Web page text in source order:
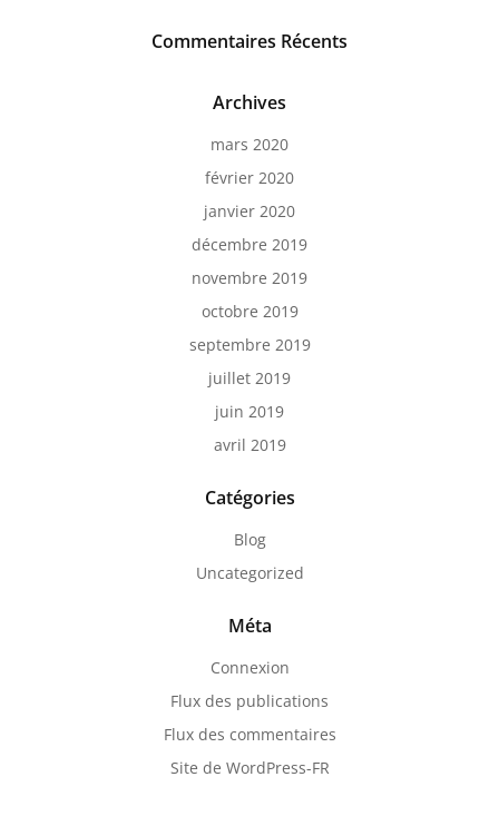
Commentaires Récents
Archives
mars 2020
février 2020
janvier 2020
décembre 2019
novembre 2019
octobre 2019
septembre 2019
juillet 2019
juin 2019
avril 2019
Catégories
Blog
Uncategorized
Méta
Connexion
Flux des publications
Flux des commentaires
Site de WordPress-FR